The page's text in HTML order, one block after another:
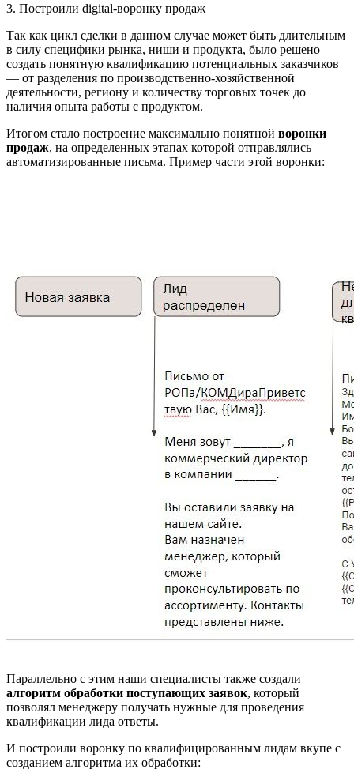
3. Построили digital-воронку продаж
Так как цикл сделки в данном случае может быть длительным
в силу специфики рынка, ниши и продукта, было решено
создать понятную квалификацию потенциальных заказчиков
— от разделения по производственно-хозяйственной
деятельности, региону и количеству торговых точек до
наличия опыта работы с продуктом.
Итогом стало построение максимально понятной воронки
продаж, на определенных этапах которой отправлялись
автоматизированные письма. Пример части этой воронки:
Параллельно с этим наши специалисты также создали
алгоритм обработки поступающих заявок, который
позволял менеджеру получать нужные для проведения
квалификации лида ответы.
И построили воронку по квалифицированным лидам вкупе с
созданием алгоритма их обработки: